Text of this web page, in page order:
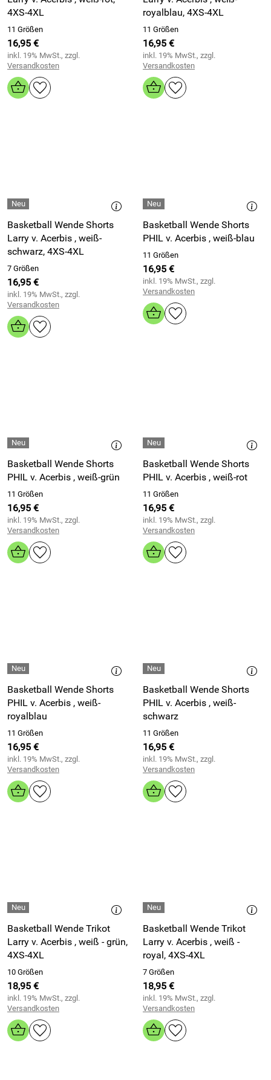
4XS-4XL
11 Größen
16,95 €
inkl. 19% MwSt., zzgl.
Versandkosten
royalblau, 4XS-4XL
11 Größen
16,95 €
inkl. 19% MwSt., zzgl.
Versandkosten
Basketball Wende Shorts
Larry v. Acerbis , weiß-
schwarz, 4XS-4XL
7 Größen
16,95 €
inkl. 19% MwSt., zzgl.
Versandkosten
Basketball Wende Shorts
PHIL v. Acerbis , weiß-blau
11 Größen
16,95 €
inkl. 19% MwSt., zzgl.
Versandkosten
Basketball Wende Shorts
PHIL v. Acerbis , weiß-grün
11 Größen
16,95 €
inkl. 19% MwSt., zzgl.
Versandkosten
Basketball Wende Shorts
PHIL v. Acerbis , weiß-rot
11 Größen
16,95 €
inkl. 19% MwSt., zzgl.
Versandkosten
Basketball Wende Shorts
PHIL v. Acerbis , weiß-
royalblau
11 Größen
16,95 €
inkl. 19% MwSt., zzgl.
Versandkosten
Basketball Wende Shorts
PHIL v. Acerbis , weiß-
schwarz
11 Größen
16,95 €
inkl. 19% MwSt., zzgl.
Versandkosten
Basketball Wende Trikot
Larry v. Acerbis , weiß - grün,
4XS-4XL
10 Größen
18,95 €
inkl. 19% MwSt., zzgl.
Versandkosten
Basketball Wende Trikot
Larry v. Acerbis , weiß -
royal, 4XS-4XL
7 Größen
18,95 €
inkl. 19% MwSt., zzgl.
Versandkosten